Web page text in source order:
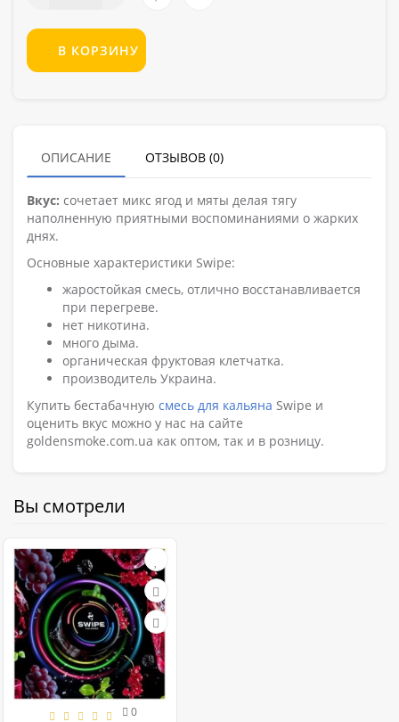
В КОРЗИНУ
ОПИСАНИЕ ОТЗЫВОВ (0)
Вкус: сочетает микс ягод и мяты делая тягу
наполненную приятными воспоминаниями о жарких
днях.
Основные характеристики Swipe:
жаростойкая смесь, отлично восстанавливается
при перегреве.
нет никотина.
много дыма.
органическая фруктовая клетчатка.
производитель Украина.
Купить бестабачную смесь для кальяна Swipe и
оценить вкус можно у нас на сайте
goldensmoke.com.ua как оптом, так и в розницу.
Вы смотрели
0